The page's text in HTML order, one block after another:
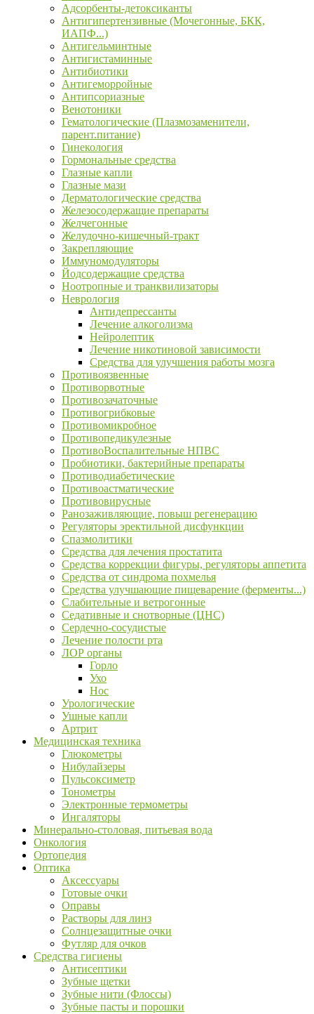
Адсорбенты-детоксиканты
Антигипертензивные (Мочегонные, БКК,
ИАПФ...)
Антигельминтные
Антигистаминные
Антибиотики
Антигеморройные
Антипсориазные
Венотоники
Гематологические (Плазмозаменители,
парент.питание)
Гинекология
Гормональные средства
Глазные капли
Глазные мази
Дерматологические средства
Железосодержащие препараты
Желчегонные
Желудочно-кишечный-тракт
Закрепляющие
Иммуномодуляторы
Йодсодержащие средства
Ноотропные и транквилизаторы
Неврология
Антидепрессанты
Лечение алкоголизма
Нейролептик
Лечение никотиновой зависимости
Средства для улучшения работы мозга
Противоязвенные
Противорвотные
Противозачаточные
Противогрибковые
Противомикробное
Противопедикулезные
ПротивоВоспалительные НПВС
Пробиотики, бактерийные препараты
Противодиабетические
Противоастматические
Противовирусные
Ранозаживляющие, повыш регенерацию
Регуляторы эректильной дисфункции
Спазмолитики
Средства для лечения простатита
Средства коррекции фигуры, регуляторы аппетита
Средства от синдрома похмелья
Средства улучшающие пищеварение (ферменты...)
Слабительные и ветрогонные
Седативные и снотворные (ЦНС)
Сердечно-сосудистые
Лечение полости рта
ЛОР органы
Горло
Ухо
Нос
Урологические
Ушные капли
Артрит
Медицинская техника
Глюкометры
Нибулайзеры
Пульсоксиметр
Тонометры
Электронные термометры
Ингаляторы
Минерально-столовая, питьевая вода
Онкология
Ортопедия
Оптика
Аксессуары
Готовые очки
Оправы
Растворы для линз
Солнцезащитные очки
Футляр для очков
Средства гигиены
Антисептики
Зубные щетки
Зубные нити (Флоссы)
Зубные пасты и порошки